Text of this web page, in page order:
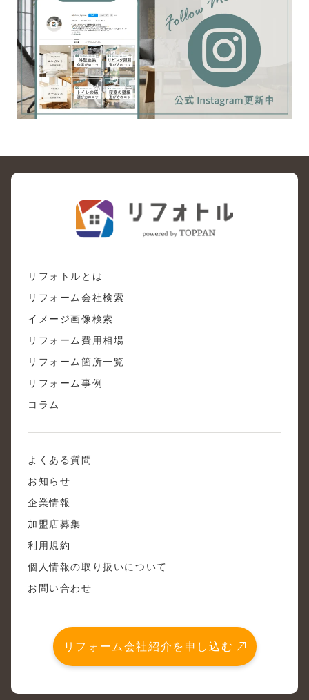
リフォトルとは
リフォーム会社検索
イメージ画像検索
リフォーム費用相場
リフォーム箇所一覧
リフォーム事例
コラム
よくある質問
お知らせ
企業情報
加盟店募集
利用規約
個人情報の取り扱いについて
お問い合わせ
リフォーム会社紹介を申し込む